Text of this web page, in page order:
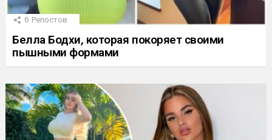
6 Репостов
Белла Бодхи, которая покоряет своими
пышными формами